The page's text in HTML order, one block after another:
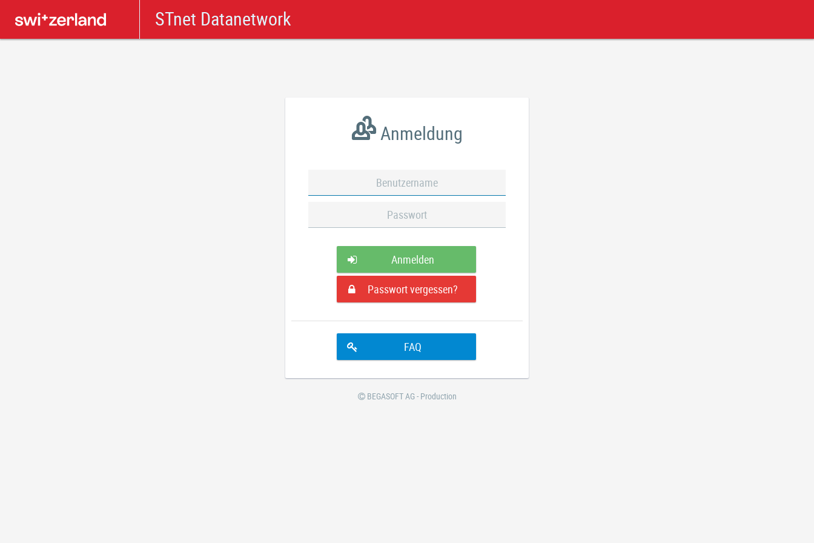
STnet Datanetwork
Anmeldung
Anmelden
Passwort vergessen?
FAQ
BEGASOFT AG - Production